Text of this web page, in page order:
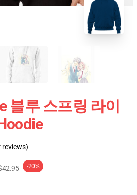
블루 스프링 라이
reviews)
-20%